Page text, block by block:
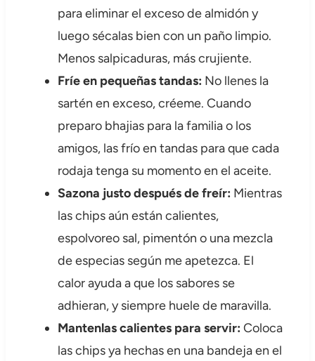
para eliminar el exceso de almidón y
luego sécalas bien con un paño limpio.
Menos salpicaduras, más crujiente.
Fríe en pequeñas tandas: No llenes la
sartén en exceso, créeme. Cuando
preparo bhajias para la familia o los
amigos, las frío en tandas para que cada
rodaja tenga su momento en el aceite.
Sazona justo después de freír: Mientras
las chips aún están calientes,
espolvoreo sal, pimentón o una mezcla
de especias según me apetezca. El
calor ayuda a que los sabores se
adhieran, y siempre huele de maravilla.
Mantenlas calientes para servir: Coloca
las chips ya hechas en una bandeja en el